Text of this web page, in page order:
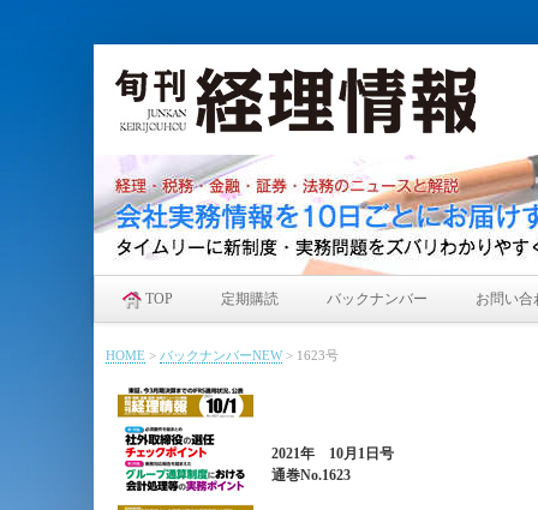
TOP 定期購読 バックナンバー お問い合
HOME > バックナンバーNEW> 1623号
2021年 10月1日 号
通巻No.1623